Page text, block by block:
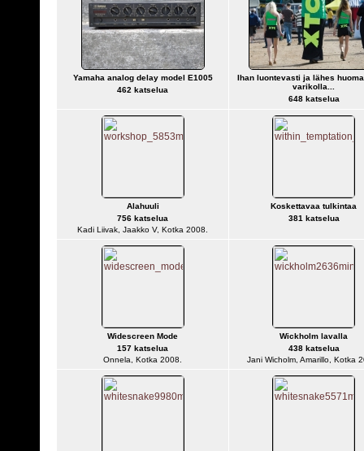
Yamaha analog delay model E1005
462 katselua
Ihan luontevasti ja lähes
varikolla...
648 katselua
Alahuuli
756 katselua
Kadi Liivak, Jaakko V, Kotka 2008.
Koskettavaa tulkintaa
381 katselua
Widescreen Mode
157 katselua
Onnela, Kotka 2008.
Wickholm lavalla
438 katselua
Jani Wicholm, Amarillo, Kotka